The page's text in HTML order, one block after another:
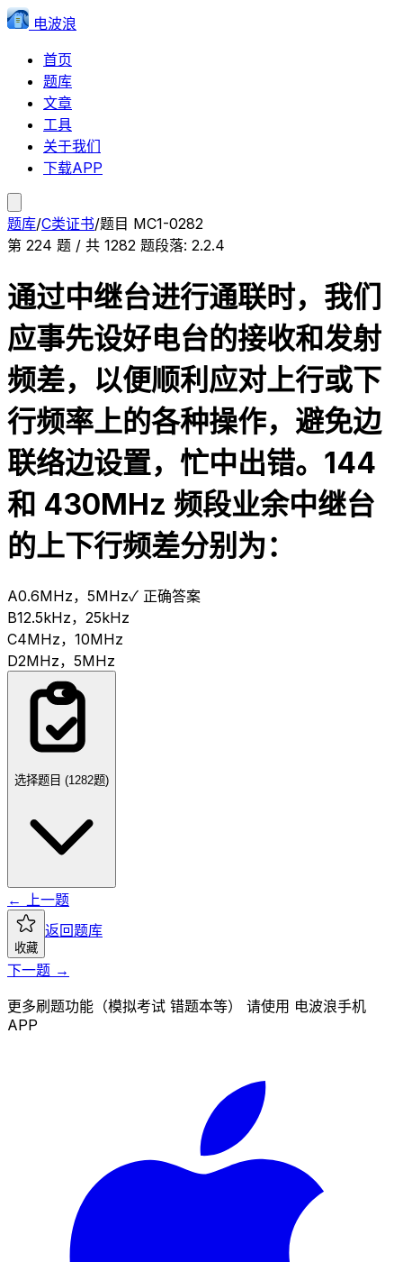
电波浪
首页
题库
文章
工具
关于我们
下载APP
题库/C类证书/题目 MC1-0282
第 224 题 / 共 1282 题段落: 2.2.4
通过中继台进行通联时，我们
应事先设好电台的接收和发射
频差，以便顺利应对上行或下
行频率上的各种操作，避免边
联络边设置，忙中出错。144
和 430MHz 频段业余中继台
的上下行频差分别为：
A0.6MHz，5MHz✓ 正确答案
B12.5kHz，25kHz
C4MHz，10MHz
D2MHz，5MHz
选择题目 (1282题)
← 上一题
收藏
返回题库
下一题 →
更多刷题功能（模拟考试 错题本等） 请使用 电波浪手机
APP